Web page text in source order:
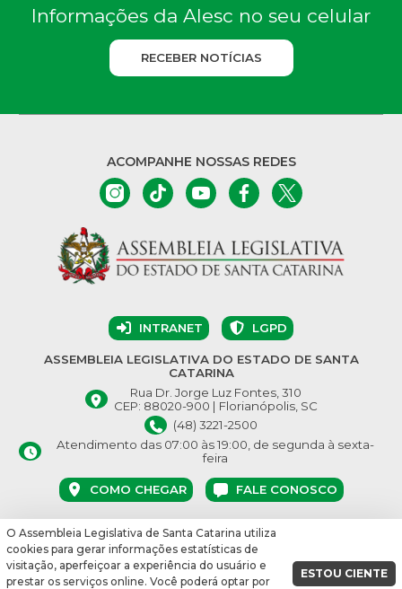
Informações da Alesc no seu celular
RECEBER NOTÍCIAS
ACOMPANHE NOSSAS REDES
INTRANET LGPD
ASSEMBLEIA LEGISLATIVA DO ESTADO DE SANTA
CATARINA
Rua Dr. Jorge Luz Fontes, 310
CEP: 88020-900 | Florianópolis, SC
(48) 3221-2500
Atendimento das 07:00 às 19:00, de segunda à sexta-
feira
COMO CHEGAR FALE CONOSCO
© Assembleia Legislativa do Estado de Santa Catarina 2026.
Desenvolvido por:
vbuild 17609
O Assembleia Legislativa de Santa Catarina utiliza
cookies para gerar informações estatísticas de
visitação, aperfeiçoar a experiência do usuário e
prestar os serviços online. Você poderá optar por
ESTOU CIENTE